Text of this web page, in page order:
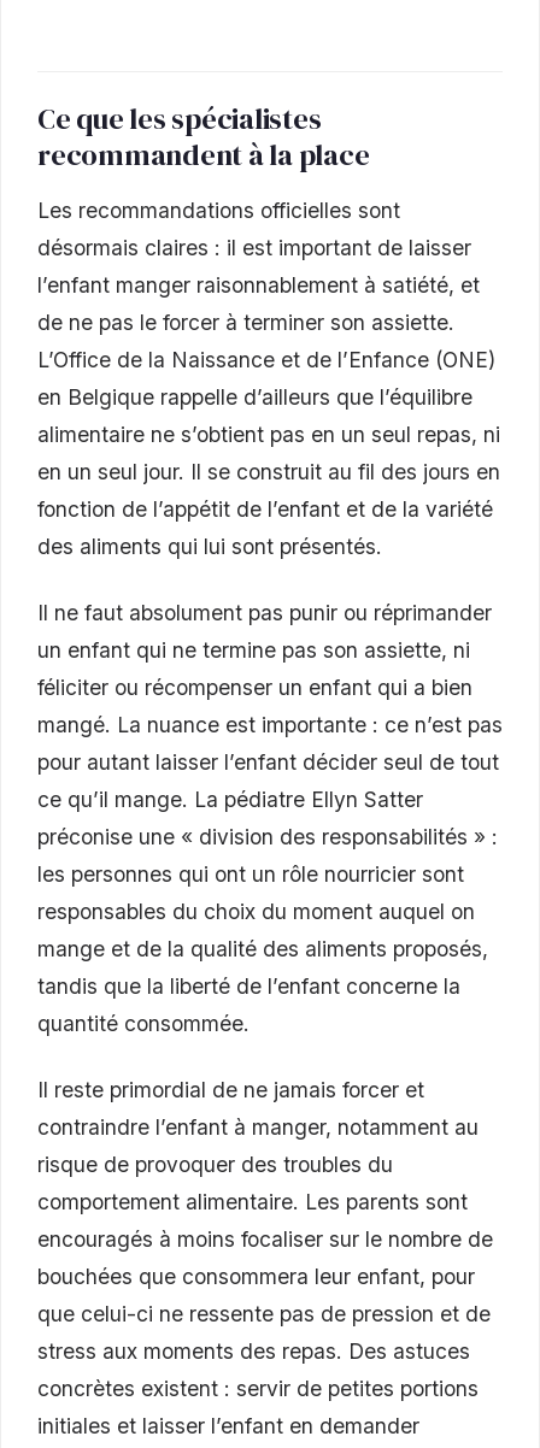
Ce que les spécialistes
recommandent à la place
Les recommandations officielles sont
désormais claires : il est important de laisser
l’enfant manger raisonnablement à satiété, et
de ne pas le forcer à terminer son assiette.
L’Office de la Naissance et de l’Enfance (ONE)
en Belgique rappelle d’ailleurs que l’équilibre
alimentaire ne s’obtient pas en un seul repas, ni
en un seul jour. Il se construit au fil des jours en
fonction de l’appétit de l’enfant et de la variété
des aliments qui lui sont présentés.
Il ne faut absolument pas punir ou réprimander
un enfant qui ne termine pas son assiette, ni
féliciter ou récompenser un enfant qui a bien
mangé. La nuance est importante : ce n’est pas
pour autant laisser l’enfant décider seul de tout
ce qu’il mange. La pédiatre Ellyn Satter
préconise une « division des responsabilités » :
les personnes qui ont un rôle nourricier sont
responsables du choix du moment auquel on
mange et de la qualité des aliments proposés,
tandis que la liberté de l’enfant concerne la
quantité consommée.
Il reste primordial de ne jamais forcer et
contraindre l’enfant à manger, notamment au
risque de provoquer des troubles du
comportement alimentaire. Les parents sont
encouragés à moins focaliser sur le nombre de
bouchées que consommera leur enfant, pour
que celui-ci ne ressente pas de pression et de
stress aux moments des repas. Des astuces
concrètes existent : servir de petites portions
initiales et laisser l’enfant en demander